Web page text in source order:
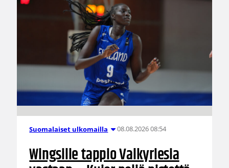
Suomalaiset ulkomailla 08.08.2026 08:54
Wingsille tappio Valkyriesia